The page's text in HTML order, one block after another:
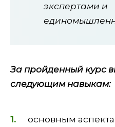
экспертами и
За пройденный курс
следующим навыкам:
основным